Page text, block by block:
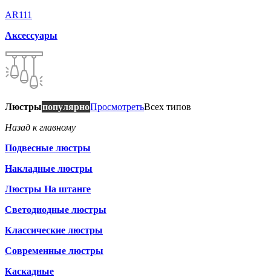
AR111
Аксессуары
ЛюстрыпопулярноПросмотретьВсех типов
Назад к главному
Подвесные люстры
Накладные люстры
Люстры На штанге
Светодиодные люстры
Классические люстры
Современные люстры
Каскадные